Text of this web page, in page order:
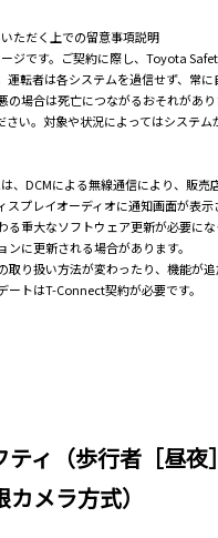
ただく上での留意事項説明
ジです。ご契約に際し、Toyota
運転者は各システムを過信せず、
の場合は死亡につながるおそれが
い。対象や状況によってはシステ
、DCMによる無線通信により、販売
プレイオーディオに通知画面が表
重大なソフトウェア更新が必要に
に更新される場合があります。
り扱い方法が変わったり、機能が
トはT-Connect契約が必要です。
ティ（歩行者［昼
メラ方式）